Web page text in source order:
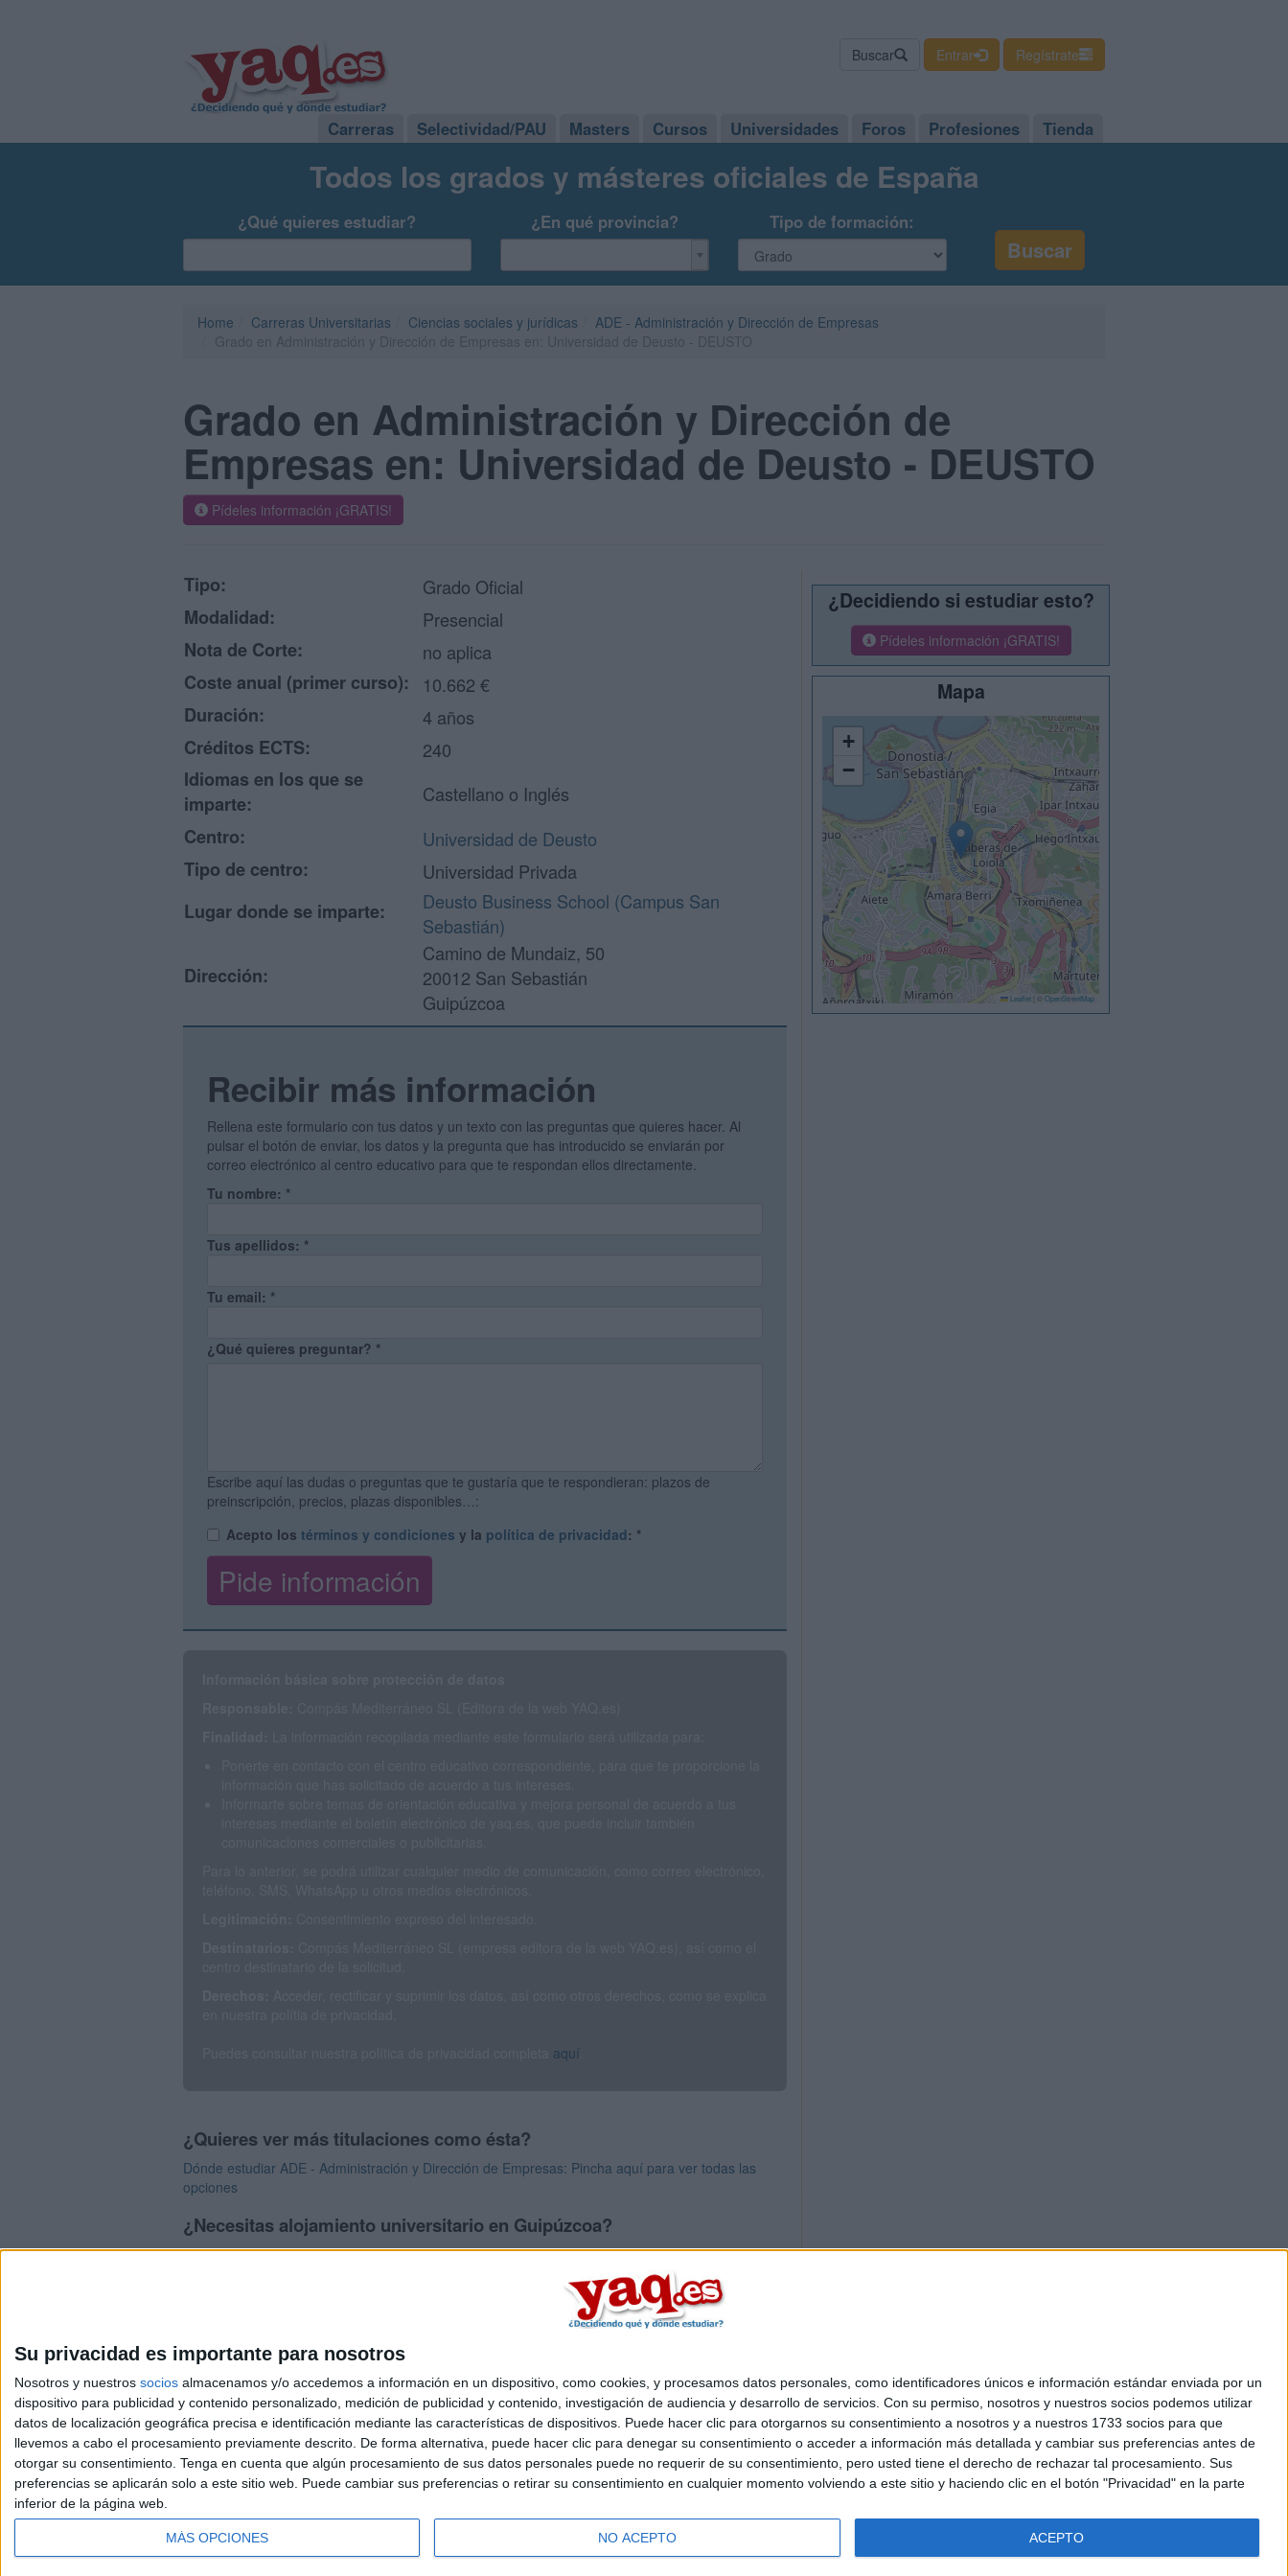
Su privacidad es importante para nosotros
Nosotros y nuestros socios almacenamos y/o accedemos a información en un dispositivo, como cookies, y procesamos datos personales, como identificadores únicos e información estándar enviada por un
dispositivo para publicidad y contenido personalizado, medición de publicidad y contenido, investigación de audiencia y desarrollo de servicios. Con su permiso, nosotros y nuestros socios podemos utilizar
datos de localización geográfica precisa e identificación mediante las características de dispositivos. Puede hacer clic para otorgarnos su consentimiento a nosotros y a nuestros 1733 socios para que
llevemos a cabo el procesamiento previamente descrito. De forma alternativa, puede hacer clic para denegar su consentimiento o acceder a información más detallada y cambiar sus preferencias antes de
otorgar su consentimiento. Tenga en cuenta que algún procesamiento de sus datos personales puede no requerir de su consentimiento, pero usted tiene el derecho de rechazar tal procesamiento. Sus
preferencias se aplicarán solo a este sitio web. Puede cambiar sus preferencias o retirar su consentimiento en cualquier momento volviendo a este sitio y haciendo clic en el botón "Privacidad" en la parte
inferior de la página web.
MÁS OPCIONES NO ACEPTO ACEPTO
Buscar Entrar Regístrate
Carreras Selectividad/PAU Masters Cursos Universidades Foros Profesiones Tienda
Todos los grados y másteres oficiales de España
¿Qué quieres estudiar? ¿En qué provincia? Tipo de formación:
Home Carreras Universitarias Ciencias sociales y jurídicas
ADE - Administración y Dirección de Empresas
Grado en Administración y Dirección de
Empresas en: Universidad de Deusto - DEUSTO
Pídeles información ¡GRATIS!
Tipo:
Grado Oficial
Modalidad:
Presencial
Nota de Corte:
no aplica
Coste anual (primer curso):
10.662 €
Duración:
4 años
Créditos ECTS:
240
Idiomas en los que se
imparte:
Castellano o Inglés
Centro:
Universidad de Deusto
Tipo de centro:
Universidad Privada
Lugar donde se imparte:
Deusto Business School (Campus San
Sebastián)
Dirección:
Camino de Mundaiz, 50
20012 San Sebastián
Guipúzcoa
Recibir más información
Rellena este formulario con tus datos y un texto con las preguntas que quieres hacer. Al
pulsar el botón de enviar, los datos y la pregunta que has introducido se enviarán por
correo electrónico al centro educativo para que te respondan ellos directamente.
Tu nombre: *
Tus apellidos: *
Tu email: *
¿Qué quieres preguntar? *
Escribe aquí las dudas o preguntas que te gustaría que te respondieran: plazos de
preinscripción, precios, plazas disponibles…:
Acepto los términos y condiciones y la política de privacidad: *
aquí
¿Quieres ver más titulaciones como ésta?
Dónde estudiar ADE - Administración y Dirección de Empresas: Pincha aquí para ver todas las
opciones
¿Necesitas alojamiento universitario en Guipúzcoa?
>> Residencias de estudiantes y colegios mayores en Guipúzcoa
¿Decidiendo si estudiar esto?
Pídeles información ¡GRATIS!
Mapa
+
−
Leaflet © OpenStreetMap
Quiénes somos|Contactar|Anúnciate
Aviso legal|Politica de privacidad|Condiciones generales|Política de cookies
© 2003-2026Compás Mediterráneo S.L.- Diego de León 47 - 28006 Madrid [ESPAÑA] - Tel. +34 91 593 2767